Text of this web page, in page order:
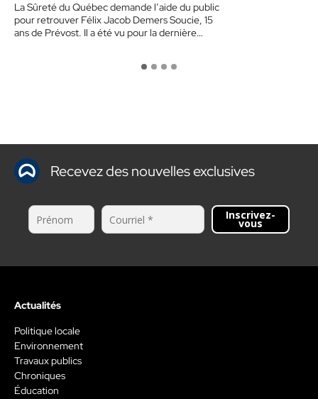
La Sûreté du Québec demande l’aide du public
pour retrouver Félix Jacob Demers Soucie, 15
ans de Prévost. Il a été vu pour la dernière…
Recevez des nouvelles exclusives
Inscrivez-
vous
Actualités
Politique locale
Environnement
Travaux publics
Chroniques
Éducation